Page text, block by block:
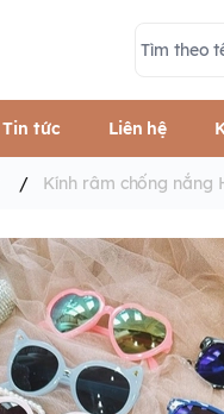
Tin tức Liên hệ
/ Kính râm chống nắng